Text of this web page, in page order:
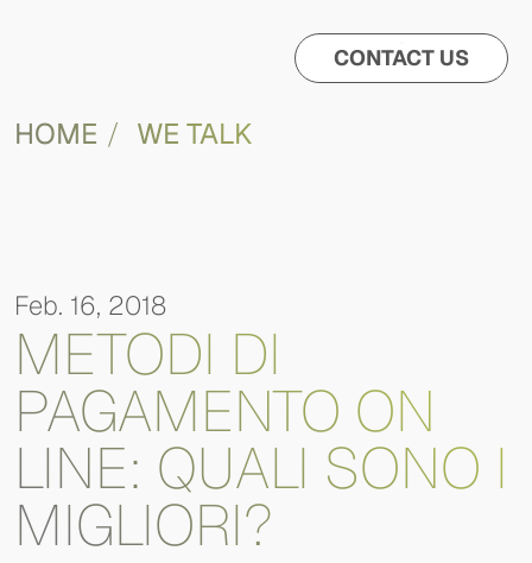
CONTACT US
HOME WE TALK
Feb. 16, 2018
METODI DI
PAGAMENTO ON
LINE: QUALI SONO I
MIGLIORI?